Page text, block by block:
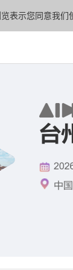
表示您同意我们